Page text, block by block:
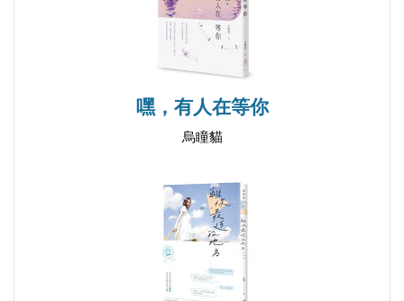
Day 50 只有你才能讓我覺得自己活著
Day 51 看著你的背影
Day 53 我等你跟我說話
Day 54 回憶是留給自己的
Day 56 能不能不要忘記你？
Day 57 要如何才能把心放下？
Day 58 保持神祕才能引起興趣
Day 59 命運，不可信任
嘿，有人在等你
烏瞳貓